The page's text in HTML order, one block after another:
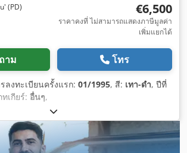
(PD)
€6,500
ราคาคงที่ ไม่สามารถแสดงภาษีมูลค่า
เพิ่มแยกได้
าม โทร
ลงทะเบียนครั้งแรก: 01/1995, สี: เทา-ดำ, ปีที่
เกียร์: อื่นๆ,